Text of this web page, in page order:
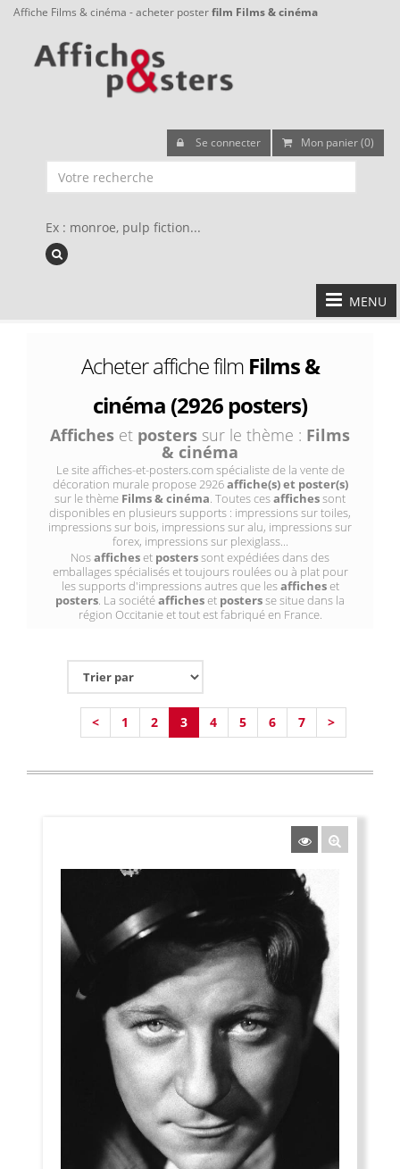
Affiche Films & cinéma - acheter posterfilm Films & cinéma
Se connecter Mon panier (0)
Ex : monroe, pulp fiction...
MENU
Acheter affiche film Films &
cinéma (2926 posters)
Affiches et posters sur le thème : Films
& cinéma
Le site affiches-et-posters.com spécialiste de la vente de
décoration murale propose 2926affiche(s) et poster(s)
sur le thème Films & cinéma. Toutes cesaffichessont
disponibles en plusieurs supports : impressions sur toiles,
impressions sur bois, impressions sur alu, impressions sur
forex, impressions sur plexiglass...
Nosafficheset posterssont expédiées dans des
emballages spécialisés et toujours roulées ou à plat pour
les supports d'impressions autres que lesafficheset
posters. La sociétéafficheset postersse situe dans la
région Occitanie et tout est fabriqué en France.
< 1 2 3 4 5 6 7 >